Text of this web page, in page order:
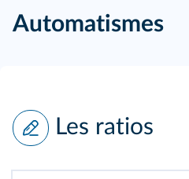
Automatismes
Les ratios